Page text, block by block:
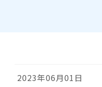
2023年06月01日